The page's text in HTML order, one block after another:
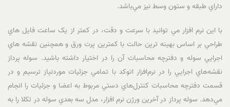
داراي طبقه و ستون وسط نيز مي‌باشد.
با اين نرم افزار مي توانيد با سرعت و دقت، در کمتر از يک ساعت فايل هاي
طراحي بر اساس بهينه ترين حالت با کمترين پرت ورق و همچنين نقشه هاي
اجرايي سوله و دفترچه محاسبات آن را در اختيار داشته باشيد. سوله پرداز
نقشه‌هاي اجرايي را در نرم‌افزار اتوکد با تمامي جزئيات موردنياز ترسيم و در
قسمت دفترچه محاسبات کنترل‌هاي دستي مربوط به اعضا و جزئيات را انجام
مي‌دهد. سوله پرداز در آخرين ورژن نرم افزار، مدل سه بعدي سوله در تکلا را به